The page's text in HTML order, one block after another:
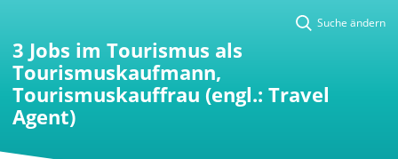
Suche ändern
3 Jobs im Tourismus als
Tourismuskaufmann,
Tourismuskauffrau (engl.: Travel
Agent)